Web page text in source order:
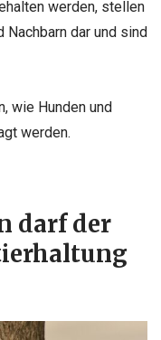
werden, stellen
Nachbarn dar und sind
wie Hunden und
werden.
darf der